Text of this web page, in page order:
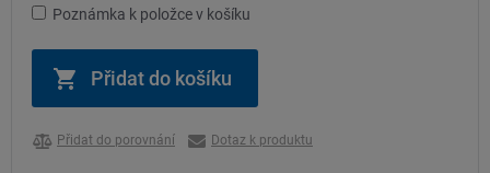
Poznámka k položce v košíku
Přidat do porovnání Dotaz k produktu